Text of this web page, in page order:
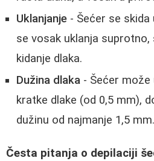
Uklanjanje - Šećer se
se vosak uklanja
kidanje dlaka.
Dužina dlaka - Šećer
kratke dlake (od 0,5 mm),
dužinu od najmanje 1,5 mm.
Česta pitanja o depilaciji